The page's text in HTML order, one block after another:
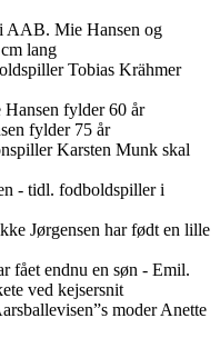
AAB. Mie Hansen og
lang
Tobias Krähmer
fylder 60 år
fylder 75 år
Karsten Munk skal
- tidl. fodboldspiller i
Jørgensen har født en lille
fået endnu en søn - Emil.
ved kejsersnit
moder Anette